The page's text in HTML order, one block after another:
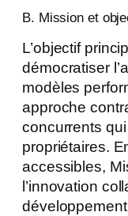
B. Mission et
L’objectif
démocratiser
modèles
approche
concurrents
propriétaires.
accessibles,
l’innovation